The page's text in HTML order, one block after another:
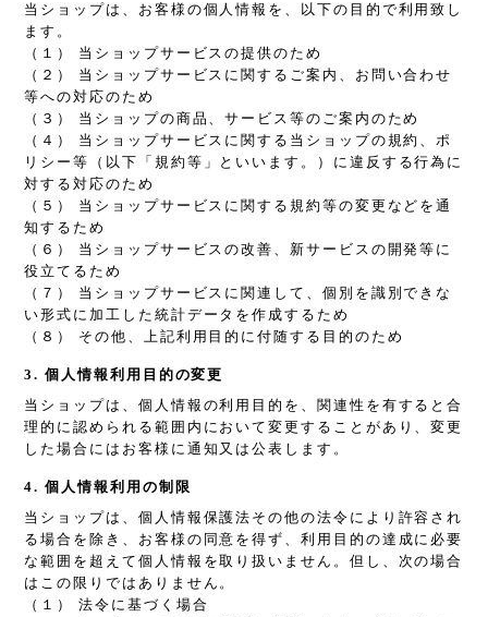
当ショップは、お客様の個人情報を、以下の目的で利用致し
ます。
（１） 当ショップサービスの提供のため
（２） 当ショップサービスに関するご案内、お問い合わせ
等への対応のため
（３） 当ショップの商品、サービス等のご案内のため
（４） 当ショップサービスに関する当ショップの規約、ポ
リシー等（以下「規約等」といいます。）に違反する行為に
対する対応のため
（５） 当ショップサービスに関する規約等の変更などを通
知するため
（６） 当ショップサービスの改善、新サービスの開発等に
役立てるため
（７） 当ショップサービスに関連して、個別を識別できな
い形式に加工した統計データを作成するため
（８） その他、上記利用目的に付随する目的のため
3. 個人情報利用目的の変更
当ショップは、個人情報の利用目的を、関連性を有すると合
理的に認められる範囲内において変更することがあり、変更
した場合にはお客様に通知又は公表します。
4. 個人情報利用の制限
当ショップは、個人情報保護法その他の法令により許容され
る場合を除き、お客様の同意を得ず、利用目的の達成に必要
な範囲を超えて個人情報を取り扱いません。但し、次の場合
はこの限りではありません。
（１） 法令に基づく場合